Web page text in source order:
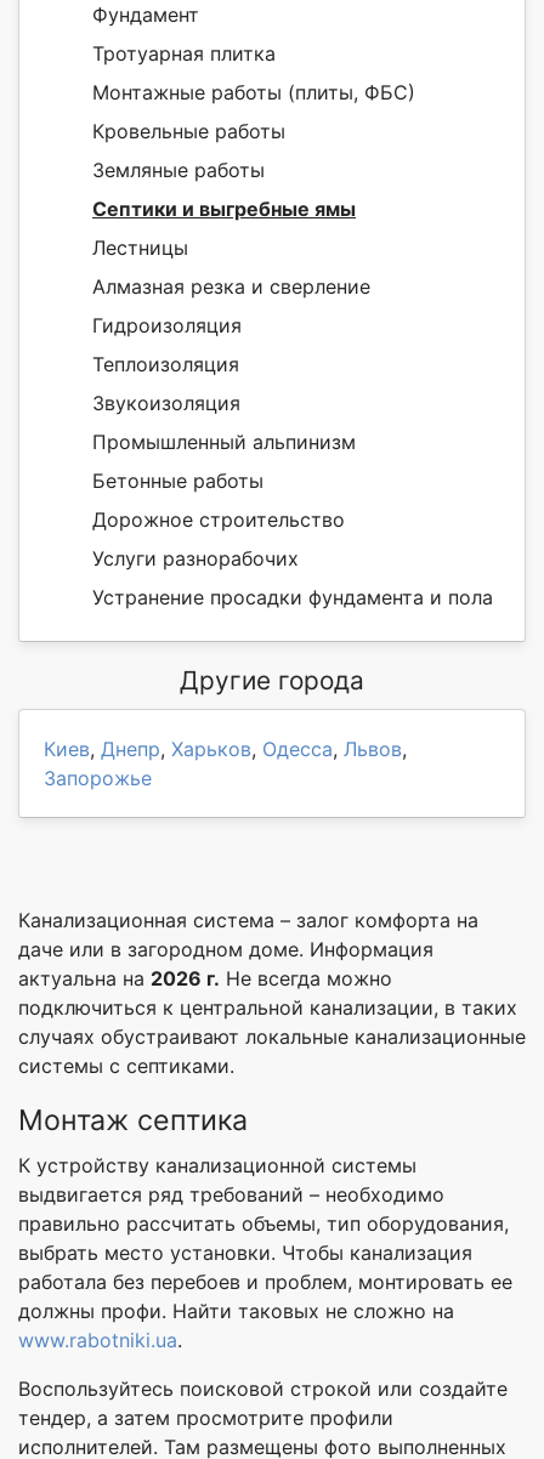
Фундамент
Тротуарная плитка
Монтажные работы (плиты, ФБС)
Кровельные работы
Земляные работы
Септики и выгребные ямы
Лестницы
Алмазная резка и сверление
Гидроизоляция
Теплоизоляция
Звукоизоляция
Промышленный альпинизм
Бетонные работы
Дорожное строительство
Услуги разнорабочих
Устранение просадки фундамента и пола
Другие города
Киев, Днепр, Харьков, Одесса, Львов,
Запорожье
Канализационная система – залог комфорта на
даче или в загородном доме. Информация
актуальна на 2026 г. Не всегда можно
подключиться к центральной канализации, в таких
случаях обустраивают локальные канализационные
системы с септиками.
Монтаж септика
К устройству канализационной системы
выдвигается ряд требований – необходимо
правильно рассчитать объемы, тип оборудования,
выбрать место установки. Чтобы канализация
работала без перебоев и проблем, монтировать ее
должны профи. Найти таковых не сложно на
www.rabotniki.ua.
Воспользуйтесь поисковой строкой или создайте
тендер, а затем просмотрите профили
исполнителей. Там размещены фото выполненных